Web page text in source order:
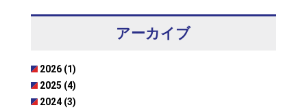
アーカイブ
2026 (1)
2025 (4)
2024 (3)